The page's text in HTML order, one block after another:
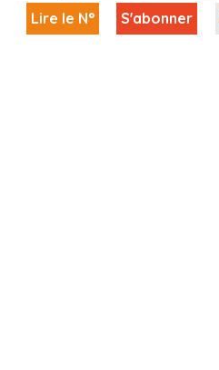
Lire le N° S'abonner